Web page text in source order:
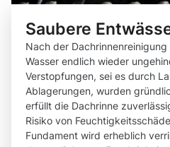
Saubere
Nach der
Wasser endlich wieder
Verstopfungen, sei es durch
Ablagerungen, wurden
erfüllt die Dachrinne
Risiko von
Fundament wird erheblich